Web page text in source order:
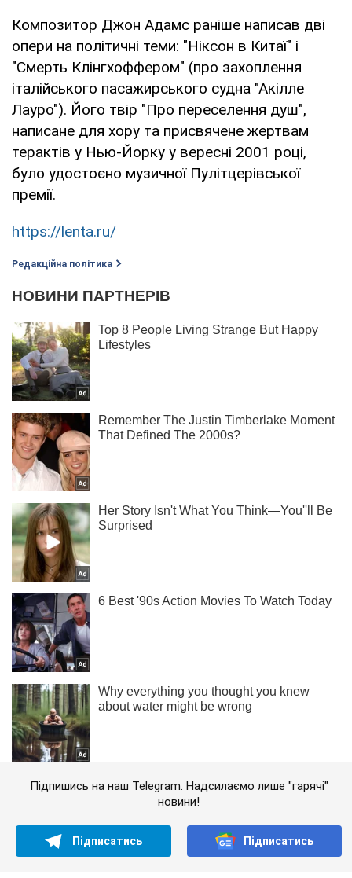
Композитор Джон Адамс раніше написав дві
опери на політичні теми: "Ніксон в Китаї" і
"Смерть Клінгхоффером" (про захоплення
італійського пасажирського судна "Акілле
Лауро"). Його твір "Про переселення душ",
написане для хору та присвячене жертвам
терактів у Нью-Йорку у вересні 2001 році,
було удостоєно музичної Пулітцерівської
премії.
https://lenta.ru/
Редакційна політика
Підпишись на наш Telegram. Надсилаємо лише "гарячі"
новини!
Підписатись Підписатись